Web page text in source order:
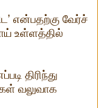
என்பதற்கு வேர்ச்
உள்ளத்தில்
திரிந்து
வலுவாக